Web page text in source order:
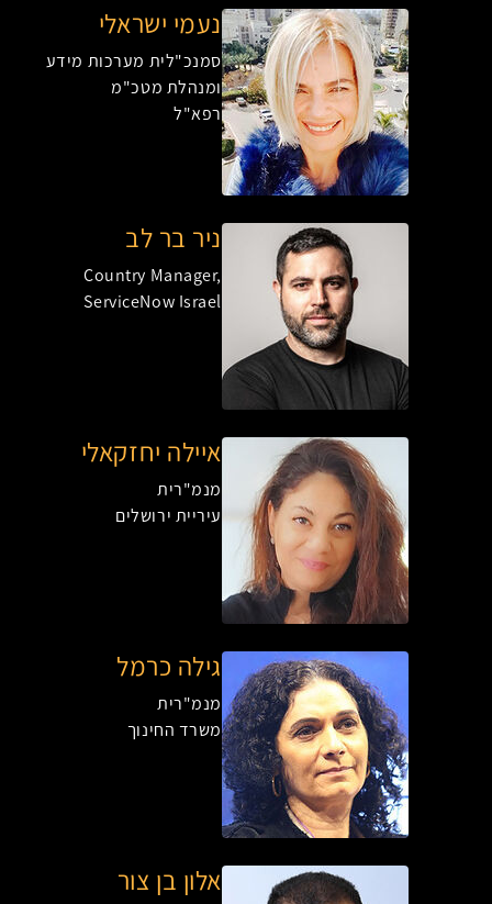
נעמי ישראלי
סמנכ"לית מערכות מידע
ומנהלת מטכ"מ
רפא"ל
ניר בר לב
Country Manager,
ServiceNow Israel
איילה יחזקאלי
מנמ"רית
עיריית ירושלים
גילה כרמל
מנמ"רית
משרד החינוך
אלון בן צור